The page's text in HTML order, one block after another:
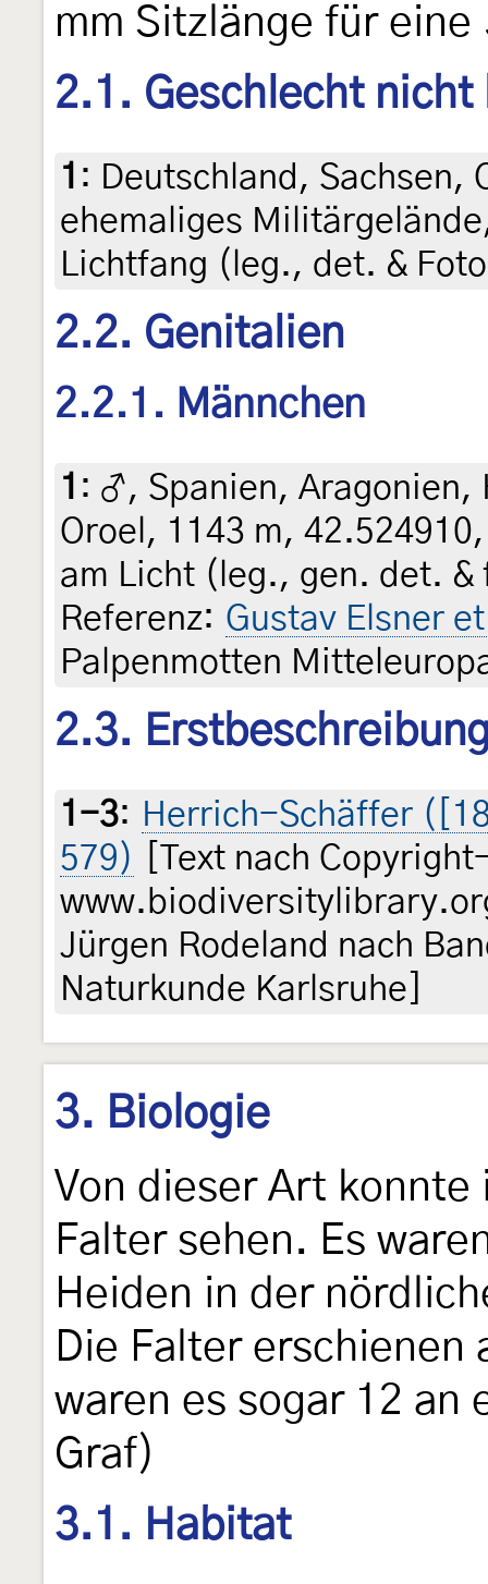
mm Sitzlänge für eine
2.1. Geschlecht nicht
1 : Deutschland, Sachsen,
ehemaliges
Lichtfang (leg., det. &
2.2. Genitalien
2.2.1. Männchen
1 : ♂, Spanien, Aragonien,
Oroel, 1143 m,
am Licht (leg., gen. det.
Referenz: Gustav Elsner
Palpenmotten
2.3.
1-3: Herrich-Schäffer
579)
[Text nach
Jürgen Rodeland nach
Naturkunde Karlsruhe]
3. Biologie
Von dieser Art
Falter sehen. Es
Heiden in der
Die Falter erschienen
waren es sogar 12 an
Graf)
3.1. Habitat